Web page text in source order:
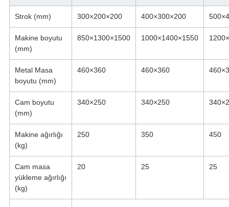
Strok (mm) 300×200×200 400×300×200
Makine boyutu
(mm)
850×1300×1500 1000×1400×1550
Metal Masa
boyutu (mm)
460×360 460×360
Cam boyutu
(mm)
340×250 340×250
Makine ağırlığı
(kg)
250 350 450
Cam masa
yükleme ağırlığı
(kg)
20 25 25